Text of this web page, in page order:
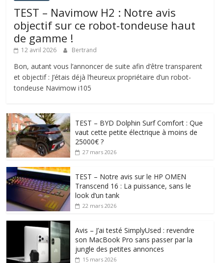
TEST – Navimow H2 : Notre avis
objectif sur ce robot-tondeuse haut
de gamme !
12 avril 2026 Bertrand
Bon, autant vous l’annoncer de suite afin d’être transparent
et objectif : J’étais déjà l’heureux propriétaire d’un robot-
tondeuse Navimow i105
TEST – BYD Dolphin Surf Comfort : Que
vaut cette petite électrique à moins de
25000€ ?
27 mars 2026
TEST – Notre avis sur le HP OMEN
Transcend 16 : La puissance, sans le
look d’un tank
22 mars 2026
Avis – J’ai testé SimplyUsed : revendre
son MacBook Pro sans passer par la
jungle des petites annonces
15 mars 2026